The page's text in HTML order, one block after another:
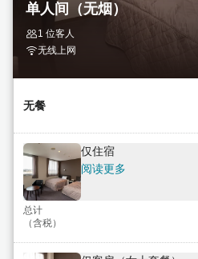
单人间（无烟）
1 位客人
无线上网
无餐
仅住宿
阅读更多
总计
（含税）